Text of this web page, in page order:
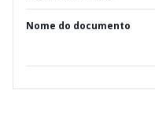
Nome do documento